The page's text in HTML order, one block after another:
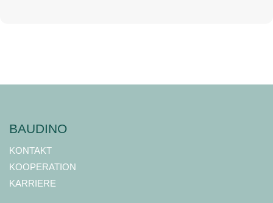
BAUDINO
KONTAKT
KOOPERATION
KARRIERE